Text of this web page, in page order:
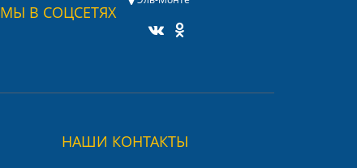
МЫ В СОЦСЕТЯХ
НАШИ КОНТАКТЫ